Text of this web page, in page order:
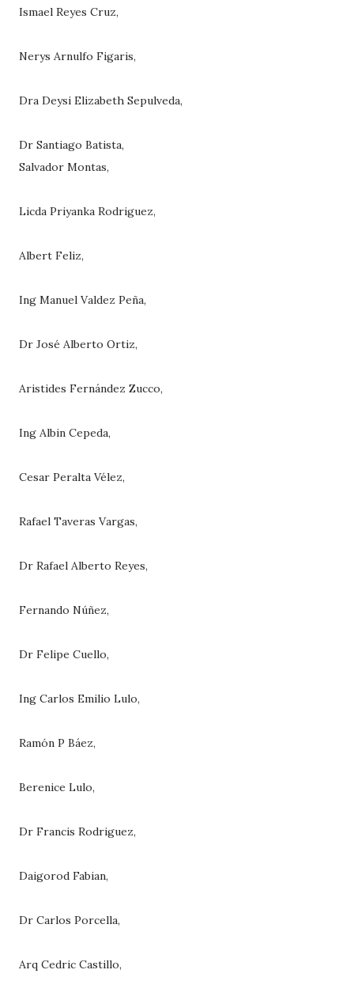
Ismael Reyes Cruz,
Nerys Arnulfo Figaris,
Dra Deysi Elizabeth Sepulveda,
Dr Santiago Batista,
Salvador Montas,
Licda Priyanka Rodriguez,
Albert Feliz,
Ing Manuel Valdez Peña,
Dr José Alberto Ortiz,
Aristides Fernández Zucco,
Ing Albin Cepeda,
Cesar Peralta Vélez,
Rafael Taveras Vargas,
Dr Rafael Alberto Reyes,
Fernando Núñez,
Dr Felipe Cuello,
Ing Carlos Emilio Lulo,
Ramón P Báez,
Berenice Lulo,
Dr Francis Rodriguez,
Daigorod Fabian,
Dr Carlos Porcella,
Arq Cedric Castillo,